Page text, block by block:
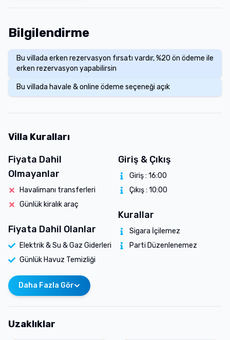
Bilgilendirme
Bu villada erken rezervasyon fırsatı vardır, %20 ön ödeme ile
erken rezervasyon yapabilirsin
Bu villada havale & online ödeme seçeneği açık
Villa Kuralları
Fiyata Dahil
Olmayanlar
Havalimanı transferleri
Günlük kiralık araç
Fiyata Dahil Olanlar
Elektrik & Su & Gaz Giderleri
Günlük Havuz Temizliği
Giriş & Çıkış
Giriş : 16:00
Çıkış : 10:00
Kurallar
Sigara İçilemez
Parti Düzenlenemez
Daha Fazla Gör
Uzaklıklar